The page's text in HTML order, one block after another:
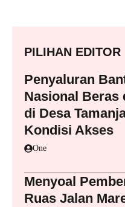
PILIHAN EDITOR
Penyaluran
Nasional Beras
di Desa
Kondisi Akses
One
Menyoal
Ruas Jalan